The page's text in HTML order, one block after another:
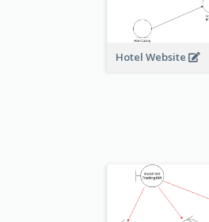
Hotel Website